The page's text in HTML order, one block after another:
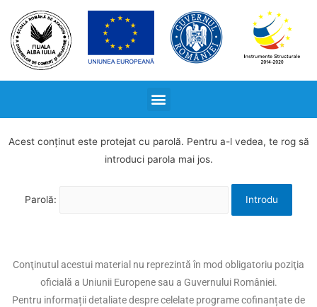
Acest conținut este protejat cu parolă. Pentru a-l vedea, te rog să
introduci parola mai jos.
Parolă:
Conţinutul acestui material nu reprezintă în mod obligatoriu poziţia
oficială a Uniunii Europene sau a Guvernului României.
Pentru informații detaliate despre celelate programe cofinanțate de